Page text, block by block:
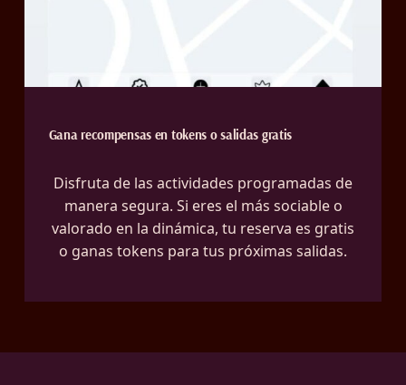
Gana recompensas en tokens o salidas gratis
Disfruta de las actividades programadas de
manera segura. Si eres el más sociable o
valorado en la dinámica, tu reserva es gratis
o ganas tokens para tus próximas salidas.